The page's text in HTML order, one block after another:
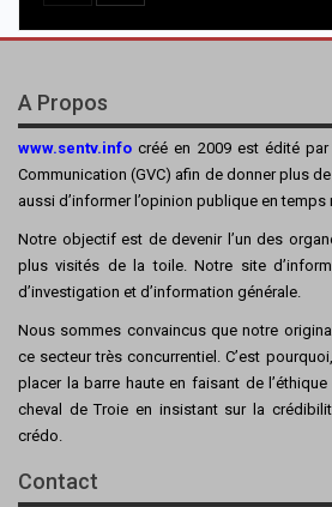
A Propos
www.sentv.info créé en 2009 est édité par
Communication (GVC) afin de donner plus
aussi d’informer l’opinion publique en temps
Notre objectif est de devenir l’un des
plus visités de la toile. Notre site
d’investigation et d’information générale.
Nous sommes convaincus que notre
ce secteur très concurrentiel. C’est
placer la barre haute en faisant de
cheval de Troie en insistant sur la
crédo.
Contact